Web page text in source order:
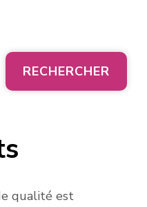
RECHERCHER
qualité est